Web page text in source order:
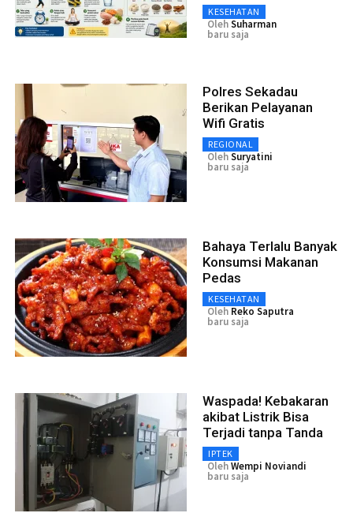
KESEHATAN
OlehSuharman
baru saja
Polres Sekadau
Berikan Pelayanan
Wifi Gratis
REGIONAL
OlehSuryatini
baru saja
Bahaya Terlalu Banyak
Konsumsi Makanan
Pedas
KESEHATAN
Oleh Reko Saputra
baru saja
Waspada! Kebakaran
akibat Listrik Bisa
Terjadi tanpa Tanda
IPTEK
OlehWempi Noviandi
baru saja